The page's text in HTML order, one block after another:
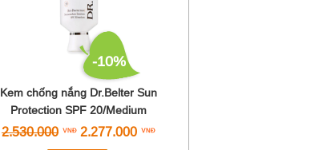
-10%
Kem chống nắng Dr.Belter Sun
Protection SPF 20/Medium
2.530.000 2.277.000